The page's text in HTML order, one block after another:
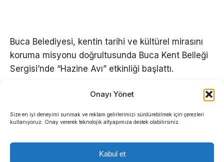
Onayı Yönet
Size en iyi deneyimi sunmak ve reklam gelirlerimizi sürdürebilmek için çerezleri
kullanıyoruz. Onay vererek teknolojik altyapımıza destek olabilirsiniz.
Kabul et
Buca Belediyesi, kentin tarihi ve kültürel mirasını
koruma misyonu doğrultusunda Buca Kent Belleği
Sergisi’nde “Hazine Avı” etkinliği başlattı.
Oyunlaştırma tekniğiyle hazırlanan interaktif
ziyaretçilere bağış kitaplar hediye ediliyor.